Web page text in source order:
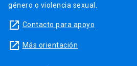
género o violencia sexual.
launch Contacto para apoyo
launch Más orientación